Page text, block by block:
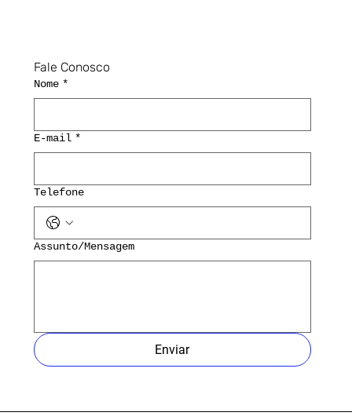
Fale Conosco
Nome *
E-mail *
Telefone
Assunto/Mensagem
Enviar